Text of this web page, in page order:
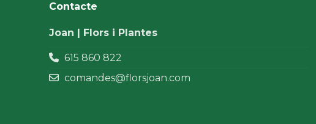
Contacte
Joan | Flors i Plantes
615 860 822
comandes@florsjoan.com